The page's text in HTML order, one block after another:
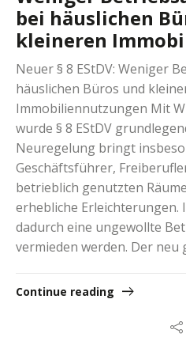
bei häuslichen
kleineren
Neuer § 8 EStDV: Weniger
häuslichen Büros und
Immobiliennutzungen Mit
wurde § 8 EStDV
Neuregelung bringt
Geschäftsführer,
betrieblich genutzten
erhebliche Erleichterungen.
dadurch eine ungewollte
vermieden werden. Der neu
Continue reading